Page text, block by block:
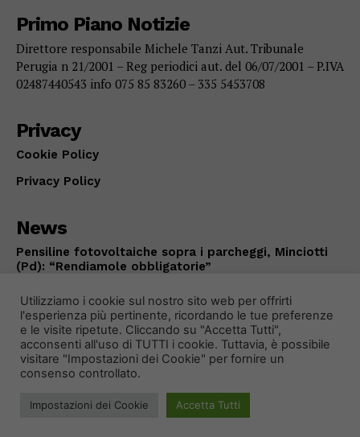
Primo Piano Notizie
Direttore responsabile Michele Tanzi Aut. Tribunale
Perugia n 21/2001 – Reg periodici aut. del 06/07/2001 – P.IVA
02487440543 info 075 85 83260 – 335 5453708
Privacy
Cookie Policy
Privacy Policy
News
Pensiline fotovoltaiche sopra i parcheggi, Minciotti
(Pd): “Rendiamole obbligatorie”
© 2024 Primo Piano Notizie
Utilizziamo i cookie sul nostro sito web per offrirti
l'esperienza più pertinente, ricordando le tue preferenze
e le visite ripetute. Cliccando su "Accetta Tutti",
acconsenti all'uso di TUTTI i cookie. Tuttavia, è possibile
visitare "Impostazioni dei Cookie" per fornire un
consenso controllato.
Impostazioni dei Cookie Accetta Tutti